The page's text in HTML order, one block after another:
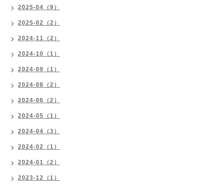
2025-04（9）
2025-02（2）
2024-11（2）
2024-10（1）
2024-09（1）
2024-08（2）
2024-06（2）
2024-05（1）
2024-04（3）
2024-02（1）
2024-01（2）
2023-12（1）